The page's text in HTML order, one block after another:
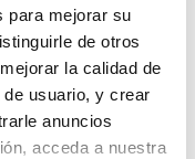
para mejorar su
de otros
la calidad de
usuario, y crear
anuncios
acceda a nuestra
10 Junio